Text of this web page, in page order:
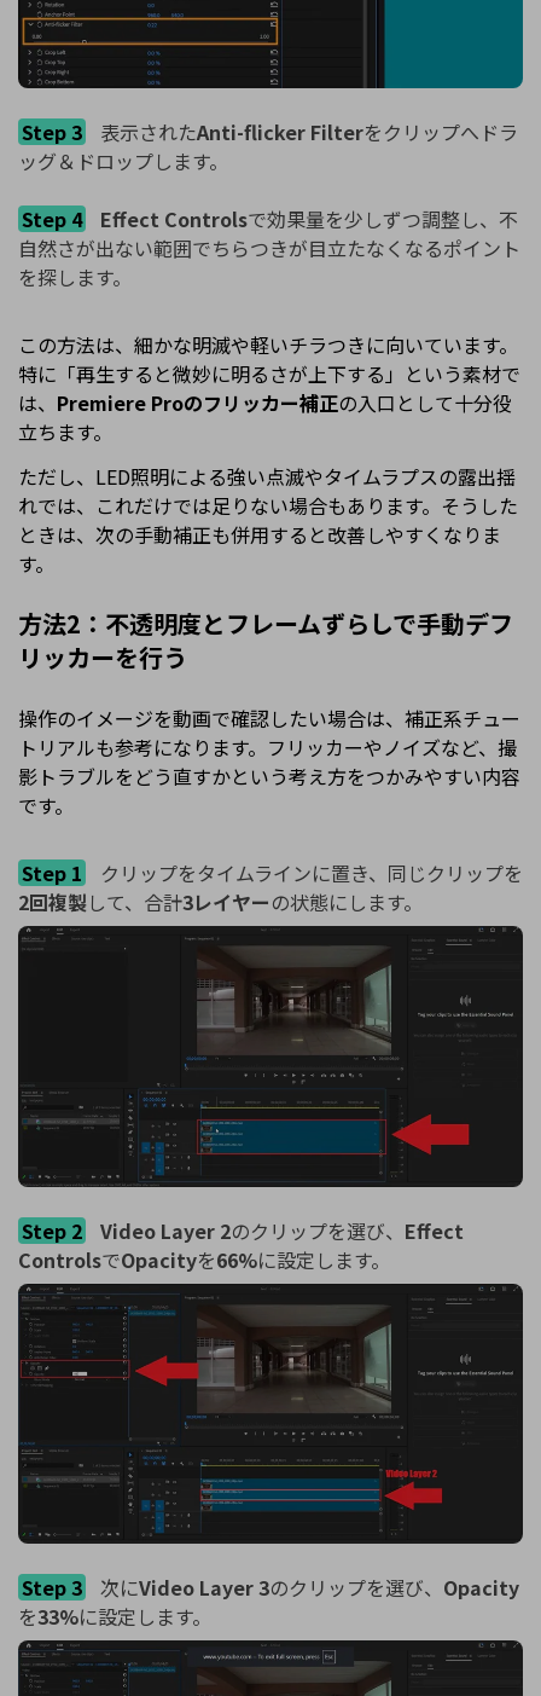
Step 3 表示されたAnti-flicker Filterをクリップへドラ
ッグ＆ドロップします。
Step 4
Effect Controlsで効果量を少しずつ調整し、不
自然さが出ない範囲でちらつきが目立たなくなるポイント
を探します。
この方法は、細かな明滅や軽いチラつきに向いています。
特に「再生すると微妙に明るさが上下する」という素材で
は、 Premiere Proのフリッカー補正の入口として十分役
立ちます。
ただし、LED照明による強い点滅やタイムラプスの露出揺
れでは、これだけでは足りない場合もあります。そうした
ときは、次の手動補正も併用すると改善しやすくなりま
す。
方法2：不透明度とフレームずらしで手動デフ
リッカーを行う
操作のイメージを動画で確認したい場合は、 補正系チュー
トリアルも参考になります。フリッカーやノイズなど、撮
影トラブルをどう直すかという考え方をつかみやすい内容
です。
Step 1
クリップをタイムラインに置き、同じクリップを
2回複製して、合計3レイヤーの状態にします。
Step 2 Video Layer 2のクリップを選び、 Effect
ControlsでOpacityを66%に設定します。
Step 3 次にVideo Layer 3のクリップを選び、 Opacity
を33%に設定します。